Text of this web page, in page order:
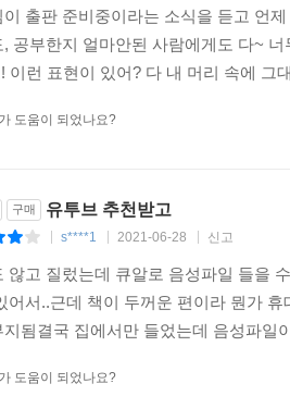
이 출판 준비중이라는 소식을 듣고 언
, 공부한지 얼마안된 사람에게도 다~
이런 표현이 있어? 다 내 머리 속에
도움이 되었나요?
구매 유투브 추천받고
s****1 2021-06-28 신고
않고 질렀는데 큐알로 음성파일 들을
어서..근데 책이 두꺼운 편이라 뭔가
지됨결국 집에서만 들었는데 음성파
도움이 되었나요?